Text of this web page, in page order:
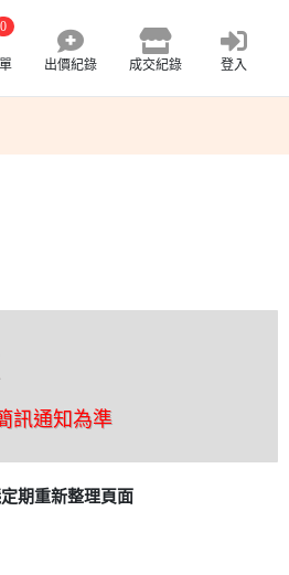
0
出價紀錄 成交紀錄 登入
訊通知為準
期重新整理頁面